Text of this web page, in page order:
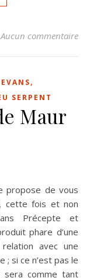
Aucun commentaire
,
SERPENT
Maur
cette fois et non
Précepte et
phare d’une
avec une
; si ce n’est pas le
comme tant